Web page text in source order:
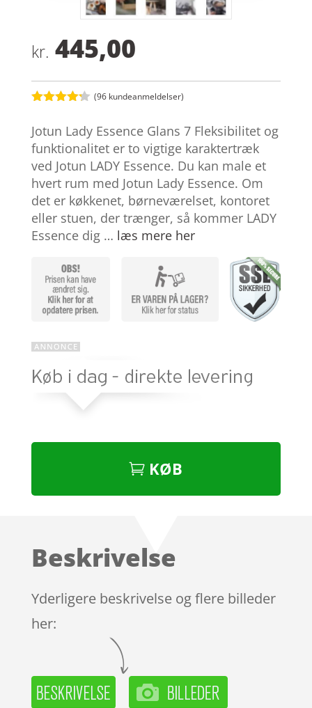
kr. 445,00
ud af 5
baseret
på
kundebedø
mmelser
(96 kundeanmeldelser)
Jotun Lady Essence Glans 7 Fleksibilitet og
funktionalitet er to vigtige karaktertræk
ved Jotun LADY Essence. Du kan male et
hvert rum med Jotun Lady Essence. Om
det er køkkenet, børneværelset, kontoret
eller stuen, der trænger, så kommer LADY
Essence dig … læs mere her
KØB
Beskrivelse
Yderligere beskrivelse og flere billeder
her: